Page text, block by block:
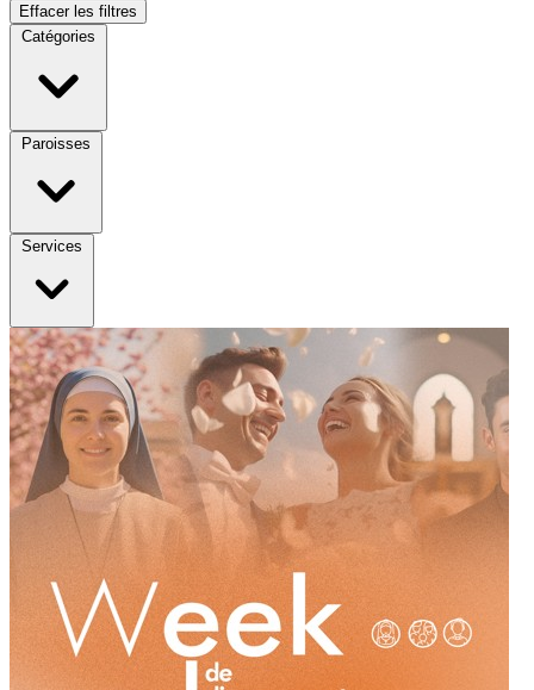
Effacer les filtres
Catégories
Paroisses
Services